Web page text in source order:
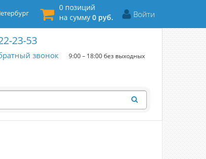
Войти
0 позиций
на сумму 0 руб.
23-53
звонок 9:00 – 18:00 без выходных